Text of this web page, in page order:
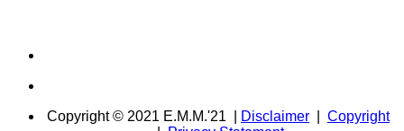
Copyright © 2021 E.M.M.'21 | Disclaimer
Copyright